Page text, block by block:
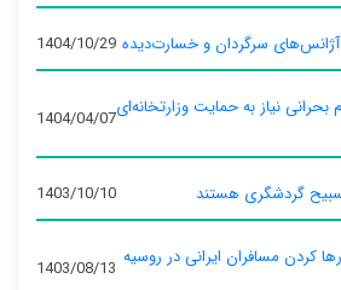
سرگردان و خسارت‌دیده 1404/10/29
نیاز به حمایت وزارتخانه‌ای1404/04/07
گردشگری هستند 1403/10/10
کردن مسافران ایرانی در روسیه 1403/08/13